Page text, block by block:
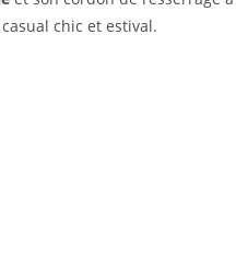
chic et estival.